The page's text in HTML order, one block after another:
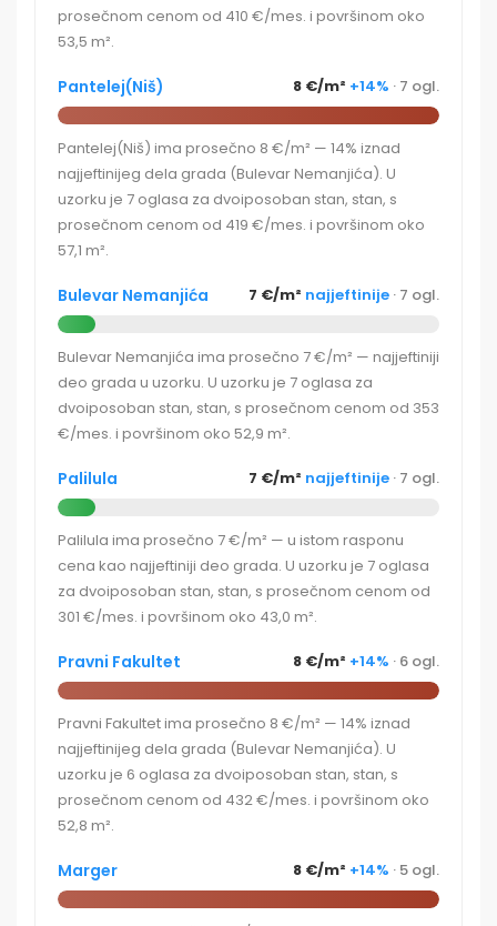
prosečnom cenom od 410 €/mes. i površinom oko
53,5 m².
Pantelej(Niš) 8 €/m² +14% · 7 ogl.
Pantelej(Niš) ima prosečno 8 €/m² — 14% iznad
najjeftinijeg dela grada (Bulevar Nemanjića). U
uzorku je 7 oglasa za dvoiposoban stan, stan, s
prosečnom cenom od 419 €/mes. i površinom oko
57,1 m².
Bulevar Nemanjića 7 €/m² najjeftinije · 7 ogl.
Bulevar Nemanjića ima prosečno 7 €/m² — najjeftiniji
deo grada u uzorku. U uzorku je 7 oglasa za
dvoiposoban stan, stan, s prosečnom cenom od 353
€/mes. i površinom oko 52,9 m².
Palilula 7 €/m² najjeftinije · 7 ogl.
Palilula ima prosečno 7 €/m² — u istom rasponu
cena kao najjeftiniji deo grada. U uzorku je 7 oglasa
za dvoiposoban stan, stan, s prosečnom cenom od
301 €/mes. i površinom oko 43,0 m².
Pravni Fakultet 8 €/m² +14% · 6 ogl.
Pravni Fakultet ima prosečno 8 €/m² — 14% iznad
najjeftinijeg dela grada (Bulevar Nemanjića). U
uzorku je 6 oglasa za dvoiposoban stan, stan, s
prosečnom cenom od 432 €/mes. i površinom oko
52,8 m².
Marger 8 €/m² +14% · 5 ogl.